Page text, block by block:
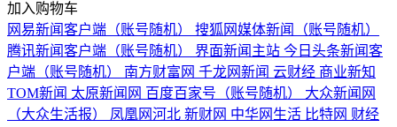
加入购物车
网易新闻客户端（账号随机）
搜狐网媒体新闻（账号随机）
腾讯新闻客户端（账号随机）
界面新闻主站 今日头条新闻客
户端（账号随机）
南方财富网 千龙网新闻 云财经 商业新知
TOM新闻 太原新闻网 百度百家号（账号随机）
大众新闻网
（大众生活报）
凤凰网河北 新财网 中华网生活 比特网 财经